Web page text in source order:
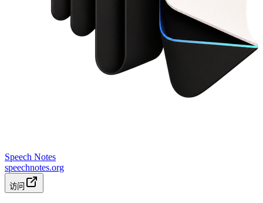
Speech Notes
speechnotes.org
访问